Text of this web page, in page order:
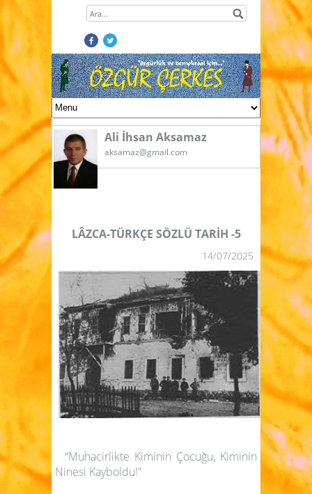
Ali İhsan Aksamaz
aksamaz@gmail.com
LÂZCA-TÜRKÇE SÖZLÜ TARİH -5
14/07/2025
“Muhacirlikte Kiminin Çocuğu, Kiminin
Ninesi Kayboldu!”